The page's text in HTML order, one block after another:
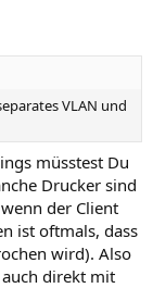
VLAN und
müsstest Du
Drucker sind
der Client
ist oftmals, dass
wird). Also
direkt mit